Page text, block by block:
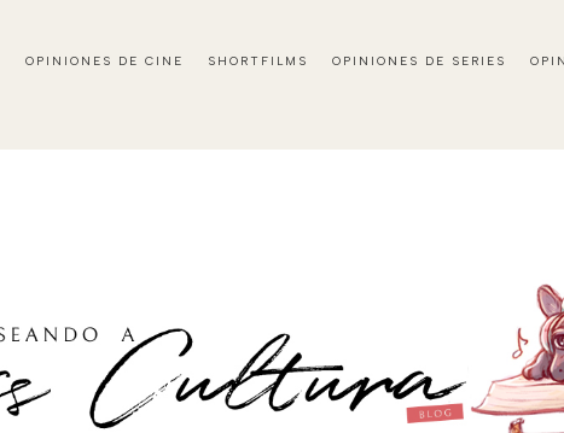
OPINIONES DE CINE SHORTFILMS OPINIONES DE SERIES